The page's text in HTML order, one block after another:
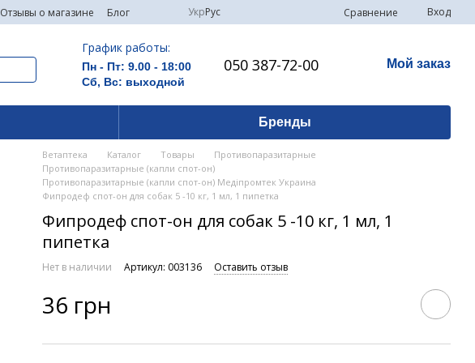
Отзывы о магазине Блог УкрРус Сравнение Вход
График работы:
Пн - Пт: 9.00 - 18:00
Сб, Вс: выходной
050 387-72-00 Мой заказ
Бренды
Ветаптека Каталог Товары
Противопаразитарные
Противопаразитарные (капли спот-он)
Противопаразитарные (капли спот-он) Медіпромтек Украина
Фипродеф спот-он для собак 5 -10 кг, 1 мл, 1 пипетка
Фипродеф спот-он для собак 5 -10 кг, 1 мл, 1
пипетка
Нет в наличии Артикул: 003136 Оставить отзыв
36 грн